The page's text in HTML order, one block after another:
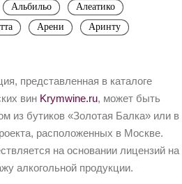
Альбильо
Алеатико
Арени Аринту
представленная в каталоге
вин Krymwine.ru, может быть
из бутиков «Золотая Балка» или в
расположенных в Москве.
на основании лицензий на
алкогольной продукции.